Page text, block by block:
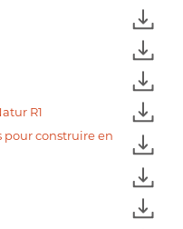
R1
pour construire en